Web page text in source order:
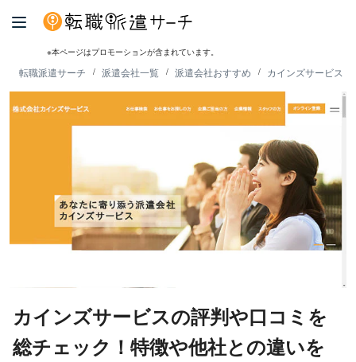
※本ページはプロモーションが含まれています。
転職派遣サーチ 派遣会社一覧 派遣会社おすすめ カインズサービス
カインズサービスの評判や口コミを
総チェック！特徴や他社との違いを